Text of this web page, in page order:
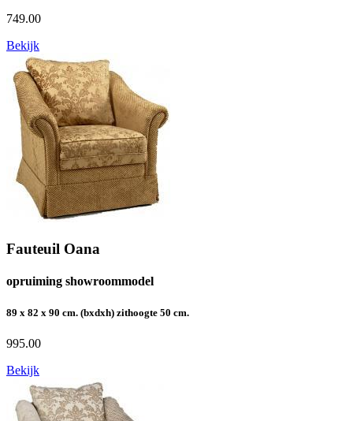
749.00
Bekijk
Fauteuil Oana
opruiming showroommodel
89 x 82 x 90 cm. (bxdxh) zithoogte 50 cm.
995.00
Bekijk